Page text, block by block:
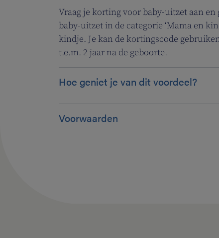
Vraag je korting voor baby-uitzet aan
baby-uitzet in de categorie ‘Mama en
kindje. Je kan de kortingscode
t.e.m. 2 jaar na de geboorte.
Hoe geniet je van dit voordeel?
Voorwaarden